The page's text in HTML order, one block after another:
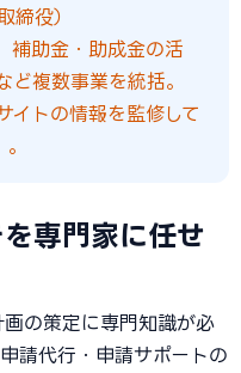
締役）
補助金・助成金の活
ど複数事業を統括。
イトの情報を監修して
専門家に任せ
の策定に専門知識が必
請代行・申請サポートの